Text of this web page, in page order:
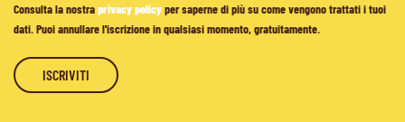
Consulta la nostraprivacy policyper saperne di più su come vengono trattati i tuoi
dati. Puoi annullare l'iscrizione in qualsiasi momento, gratuitamente.